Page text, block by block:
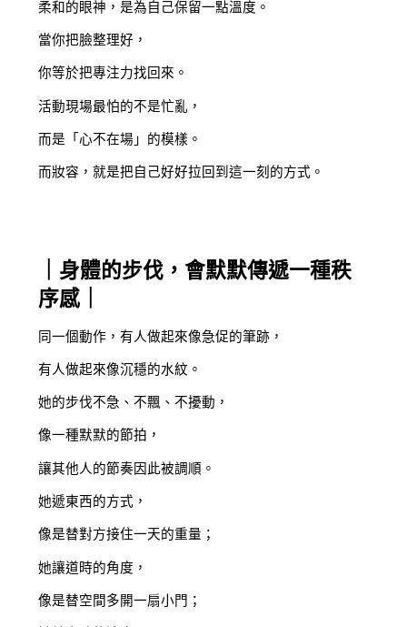
柔和的眼神，是為自己保留一點溫度。
當你把臉整理好，
你等於把專注力找回來。
活動現場最怕的不是忙亂，
而是「心不在場」的模樣。
而妝容，就是把自己好好拉回到這一刻的方式。
｜身體的步伐，會默默傳遞一種秩
序感｜
同一個動作，有人做起來像急促的筆跡，
有人做起來像沉穩的水紋。
她的步伐不急、不飄、不擾動，
像一種默默的節拍，
讓其他人的節奏因此被調順。
她遞東西的方式，
像是替對方接住一天的重量；
她讓道時的角度，
像是替空間多開一扇小門；